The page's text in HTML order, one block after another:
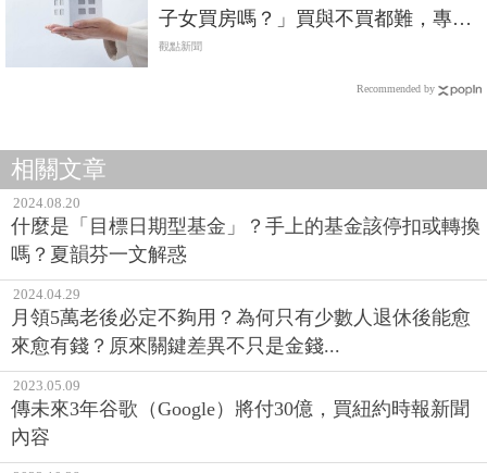
子女買房嗎？」買與不買都難，專業
律師這樣說...
觀點新聞
Recommended by
相關文章
2024.08.20
什麼是「目標日期型基金」？手上的基金該停扣或轉換
嗎？夏韻芬一文解惑
2024.04.29
月領5萬老後必定不夠用？為何只有少數人退休後能愈
來愈有錢？原來關鍵差異不只是金錢...
2023.05.09
傳未來3年谷歌（Google）將付30億，買紐約時報新聞
內容